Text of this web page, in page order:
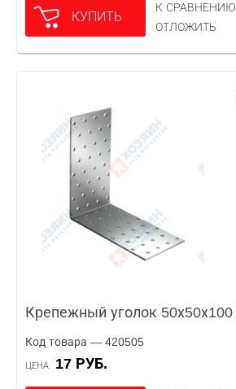
КУПИТЬ
К СРАВНЕНИЮ
ОТЛОЖИТЬ
Крепежный уголок
Код товара — 420505
ЦЕНА 17 РУБ.